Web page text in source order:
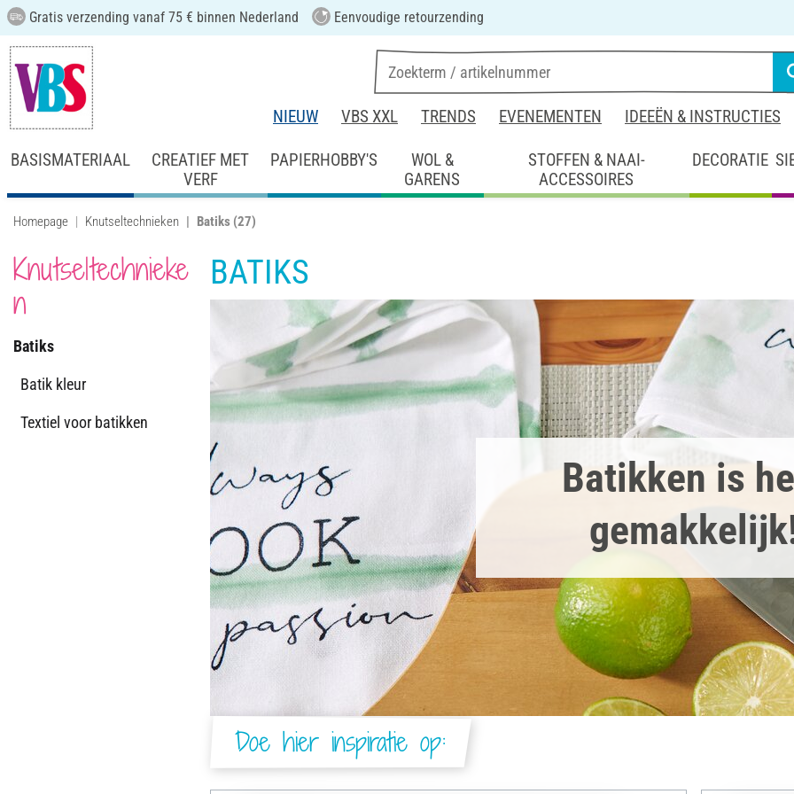
Gratis verzending vanaf 75 € binnen Nederland Eenvoudige retourzending
NIEUW VBS XXL TRENDS EVENEMENTEN IDEEËN & INSTRUCTIES
BASISMATERIAAL
CREATIEF MET
VERF
PAPIERHOBBY'S
WOL &
GARENS
STOFFEN & NAAI-
ACCESSOIRES
DECORATIE
Homepage Knutseltechnieken Batiks (27)
Knutseltechnieke
n
Batiks
Batik kleur
Textiel voor batikken
BATIKS
Batikken is
Doe hier inspiratie op: